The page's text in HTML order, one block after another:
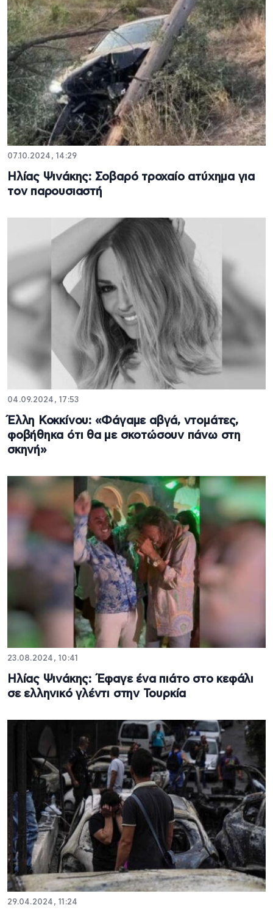
07.10.2024, 14:29
Ηλίας Ψινάκης: Σοβαρό τροχαίο ατύχημα για
τον παρουσιαστή
04.09.2024, 17:53
Έλλη Κοκκίνου: «Φάγαμε αβγά, ντομάτες,
φοβήθηκα ότι θα με σκοτώσουν πάνω στη
σκηνή»
23.08.2024, 10:41
Ηλίας Ψινάκης: Έφαγε ένα πιάτο στο κεφάλι
σε ελληνικό γλέντι στην Τουρκία
29.04.2024, 11:24